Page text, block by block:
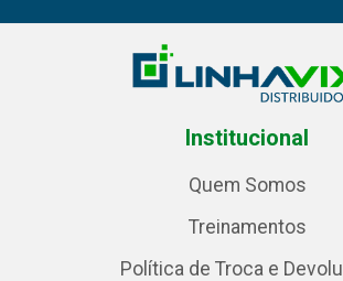
Institucional
Quem Somos
Treinamentos
Política de Troca e